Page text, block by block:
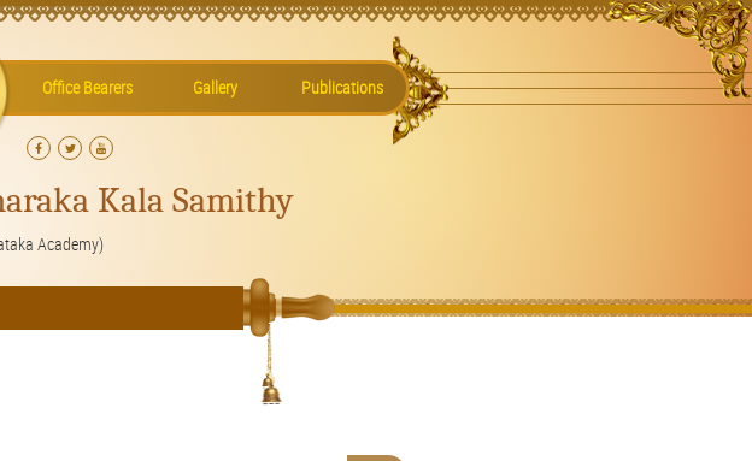
Office Bearers Gallery Publications
Kala Samithy
Academy)